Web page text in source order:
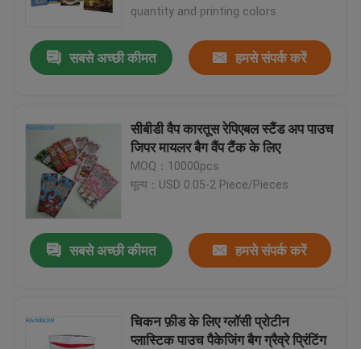
quantity and printing colors
सबसे अच्छी कीमत हमसे संपर्क करें
सीबीडी वैप कारतूस रेपिएबल स्टैंड अप पाउच
जिपर मायलर बैग वैंप टैंक के लिए
MOQ：10000pcs
मूल्य：USD 0.05-2 Piece/Pieces
सबसे अच्छी कीमत हमसे संपर्क करें
चिकन फ़ीड के लिए ग्लॉसी प्रोटीन
प्लास्टिक पाउच पैकेजिंग बैग ग्रैव्रे प्रिंटिंग